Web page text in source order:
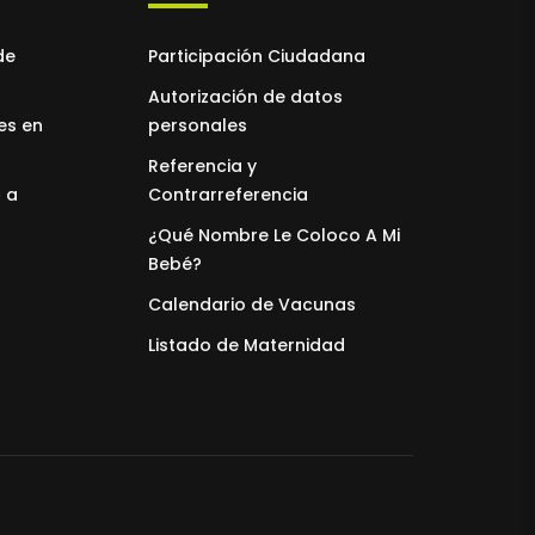
en
a
Participación Ciudadana
Autorización de datos
personales
Referencia y
Contrarreferencia
¿Qué Nombre Le Coloco A Mi
Bebé?
Calendario de Vacunas
Listado de Maternidad